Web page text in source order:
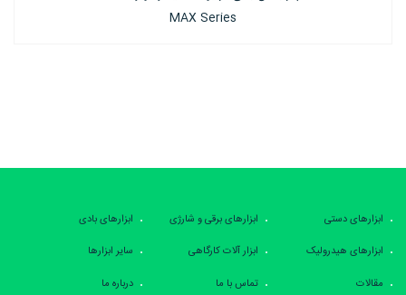
ابزارهای دستی ابزارهای برقی و شارژی
ابزارهای بادی
ابزارهای هیدرولیک
ابزار آلات کارگاهی
سایر ابزارها
مقالات
تماس با ما
درباره ما